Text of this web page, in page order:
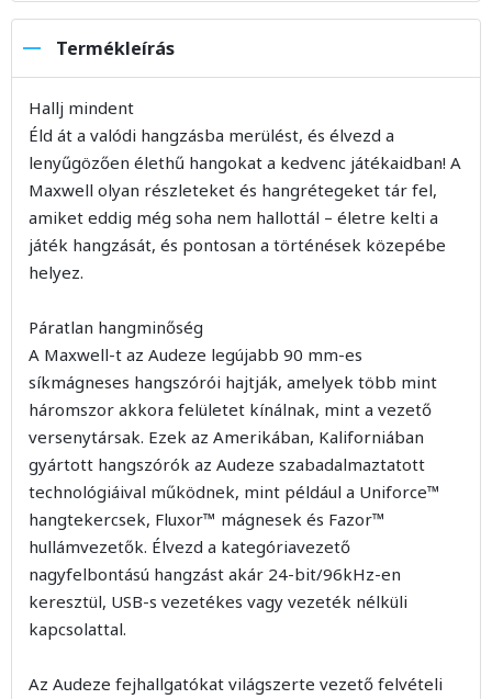
Termékleírás
Hallj mindent
Éld át a valódi hangzásba merülést, és élvezd a
lenyűgözően élethű hangokat a kedvenc játékaidban! A
Maxwell olyan részleteket és hangrétegeket tár fel,
amiket eddig még soha nem hallottál – életre kelti a
játék hangzását, és pontosan a történések közepébe
helyez.
Páratlan hangminőség
A Maxwell-t az Audeze legújabb 90 mm-es
síkmágneses hangszórói hajtják, amelyek több mint
háromszor akkora felületet kínálnak, mint a vezető
versenytársak. Ezek az Amerikában, Kaliforniában
gyártott hangszórók az Audeze szabadalmaztatott
technológiáival működnek, mint például a Uniforce™
hangtekercsek, Fluxor™ mágnesek és Fazor™
hullámvezetők. Élvezd a kategóriavezető
nagyfelbontású hangzást akár 24-bit/96kHz-en
keresztül, USB-s vezetékes vagy vezeték nélküli
kapcsolattal.
Az Audeze fejhallgatókat világszerte vezető felvételi